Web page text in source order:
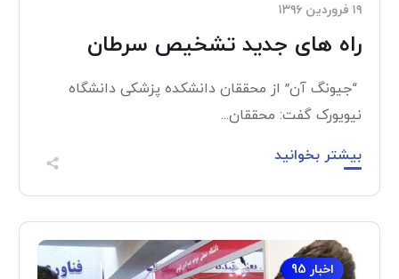
۱۹ فروردین ۱۳۹۶
راه های جدید تشخیص سرطان
“جیونگ آن” از محققان دانشکده پزشکی دانشگاه
نیویورک گفت: محققان...
بیشتر بخوانید
اخبار 95